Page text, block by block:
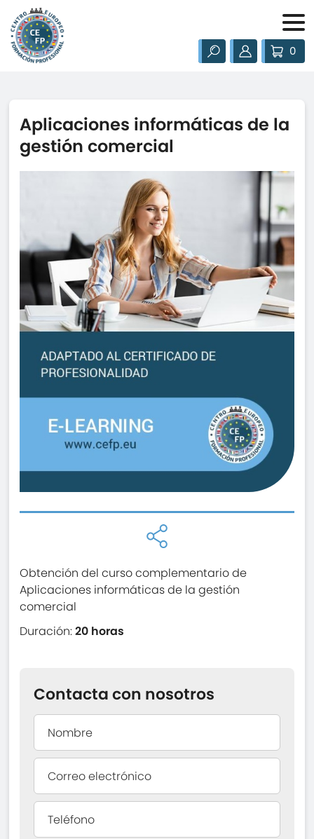
0
Aplicaciones informáticas de la
gestión comercial
Obtención del curso complementario de
Aplicaciones informáticas de la gestión
comercial
Duración:20 horas
Contacta con nosotros